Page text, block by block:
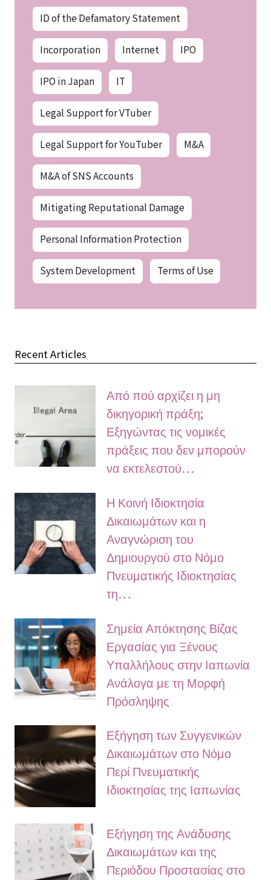
ID of the Defamatory Statement
Incorporation Internet IPO
IPO in Japan IT
Legal Support for VTuber
Legal Support for YouTuber M&A
M&A of SNS Accounts
Mitigating Reputational Damage
Personal Information Protection
System Development Terms of Use
Recent Articles
Από πού αρχίζει η μη
δικηγορική πράξη;
Εξηγώντας τις νομικές
πράξεις που δεν μπορούν
να εκτελεστού…
Η Κοινή Ιδιοκτησία
Δικαιωμάτων και η
Αναγνώριση του
Δημιουργού στο Νόμο
Πνευματικής Ιδιοκτησίας
τη…
Σημεία Απόκτησης Βίζας
Εργασίας για Ξένους
Υπαλλήλους στην Ιαπωνία
Ανάλογα με τη Μορφή
Πρόσληψης
Εξήγηση των Συγγενικών
Δικαιωμάτων στο Νόμο
Περί Πνευματικής
Ιδιοκτησίας της Ιαπωνίας
Εξήγηση της Ανάδυσης
Δικαιωμάτων και της
Περιόδου Προστασίας στο